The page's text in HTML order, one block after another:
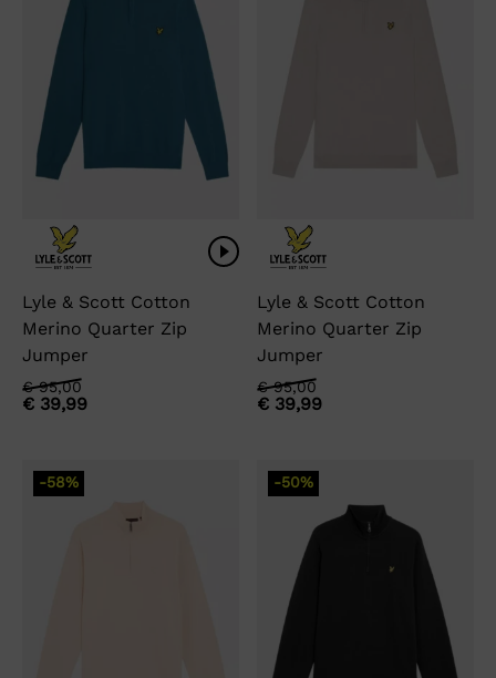
Lyle & Scott Cotton
Merino Quarter Zip
Jumper
€95,00
Oorspronkelijke
prijs
€ 39,99
Huidige
prijs
Lyle & Scott Cotton
Merino Quarter Zip
Jumper
€95,00
Oorspronkelijke
prijs
€ 39,99
Huidige
prijs
-58% -50%